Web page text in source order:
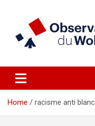
Home racisme anti blanc